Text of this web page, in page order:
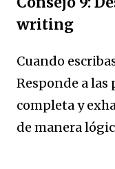
writing
Cuando
Responde a
completa y
de manera